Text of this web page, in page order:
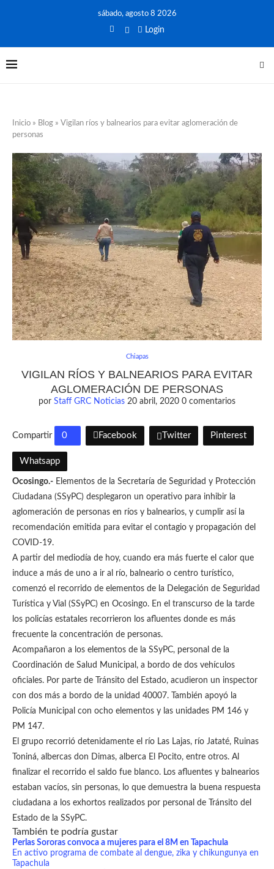
sábado, agosto 8 2026
Login
Inicio » Blog » Vigilan ríos y balnearios para evitar aglomeración de
personas
Chiapas
VIGILAN RÍOS Y BALNEARIOS PARA EVITAR
AGLOMERACIÓN DE PERSONAS
por Staff GRC Noticias 20 abril, 2020 0 comentarios
Compartir 0 Facebook Twitter Pinterest
Whatsapp
Ocosingo.- Elementos de la Secretaría de Seguridad y Protección
Ciudadana (SSyPC) desplegaron un operativo para inhibir la
aglomeración de personas en ríos y balnearios, y cumplir así la
recomendación emitida para evitar el contagio y propagación del
COVID-19.
A partir del mediodía de hoy, cuando era más fuerte el calor que
induce a más de uno a ir al río, balneario o centro turístico,
comenzó el recorrido de elementos de la Delegación de Seguridad
Turística y Vial (SSyPC) en Ocosingo. En el transcurso de la tarde
los policías estatales recorrieron los afluentes donde es más
frecuente la concentración de personas.
Acompañaron a los elementos de la SSyPC, personal de la
Coordinación de Salud Municipal, a bordo de dos vehículos
oficiales. Por parte de Tránsito del Estado, acudieron un inspector
con dos más a bordo de la unidad 40007. También apoyó la
Policía Municipal con ocho elementos y las unidades PM 146 y
PM 147.
El grupo recorrió detenidamente el río Las Lajas, río Jataté, Ruinas
Toniná, albercas don Dimas, alberca El Pocito, entre otros. Al
finalizar el recorrido el saldo fue blanco. Los afluentes y balnearios
estaban vacíos, sin personas, lo que demuestra la buena respuesta
ciudadana a los exhortos realizados por personal de Tránsito del
Estado de la SSyPC.
También te podría gustar
Perlas Sororas convoca a mujeres para el 8M en Tapachula
En activo programa de combate al dengue, zika y chikungunya en
Tapachula